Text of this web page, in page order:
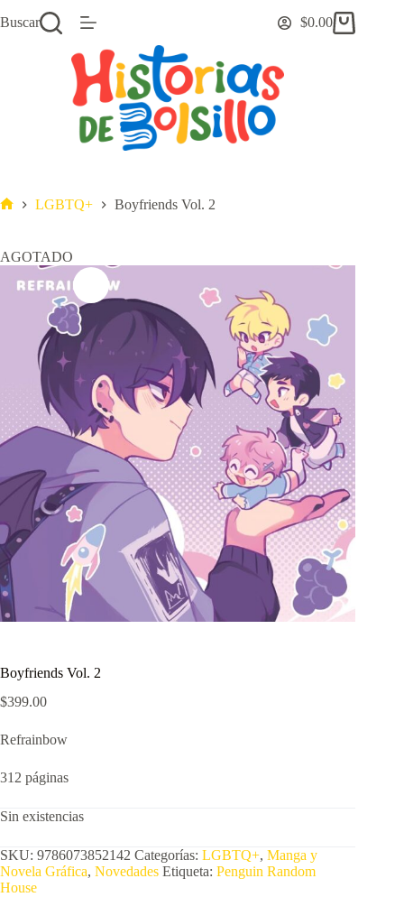
al
Buscar
Carro
$0.00
LGBTQ+ Boyfriends Vol. 2
AGOTADO
Boyfriends Vol. 2
$399.00
Refrainbow
312 páginas
Sin existencias
SKU: 9786073852142 Categorías: LGBTQ+, Manga y
Novela Gráfica, Novedades Etiqueta: Penguin Random
House